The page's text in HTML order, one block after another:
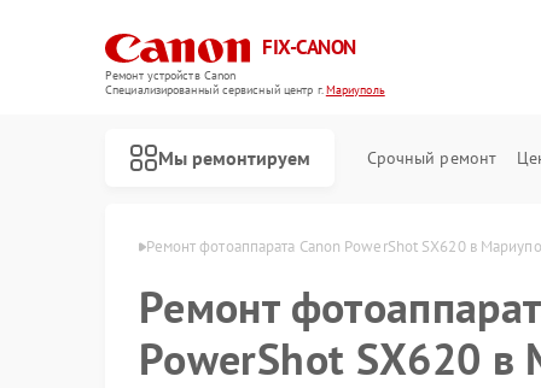
FIX-CANON
Ремонт устройств Canon
Специализированный cервисный центр г.Мариуполь
Мы ремонтируем Срочный ремонт
Ремонт фотоаппарата Canon PowerShot SX620 в
Ремонт
PowerShot SX620 в